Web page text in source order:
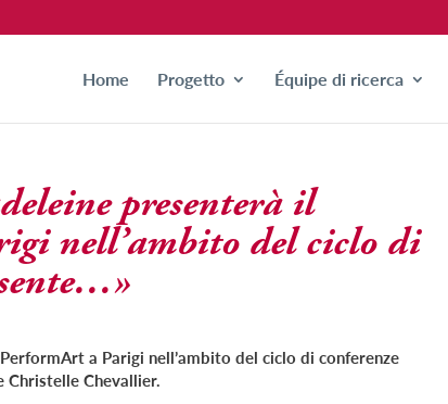
Home Progetto Équipe di ricerca
presenterà il
nell’ambito del ciclo di
a Parigi nell’ambito del ciclo di conferenze
Christelle Chevallier.